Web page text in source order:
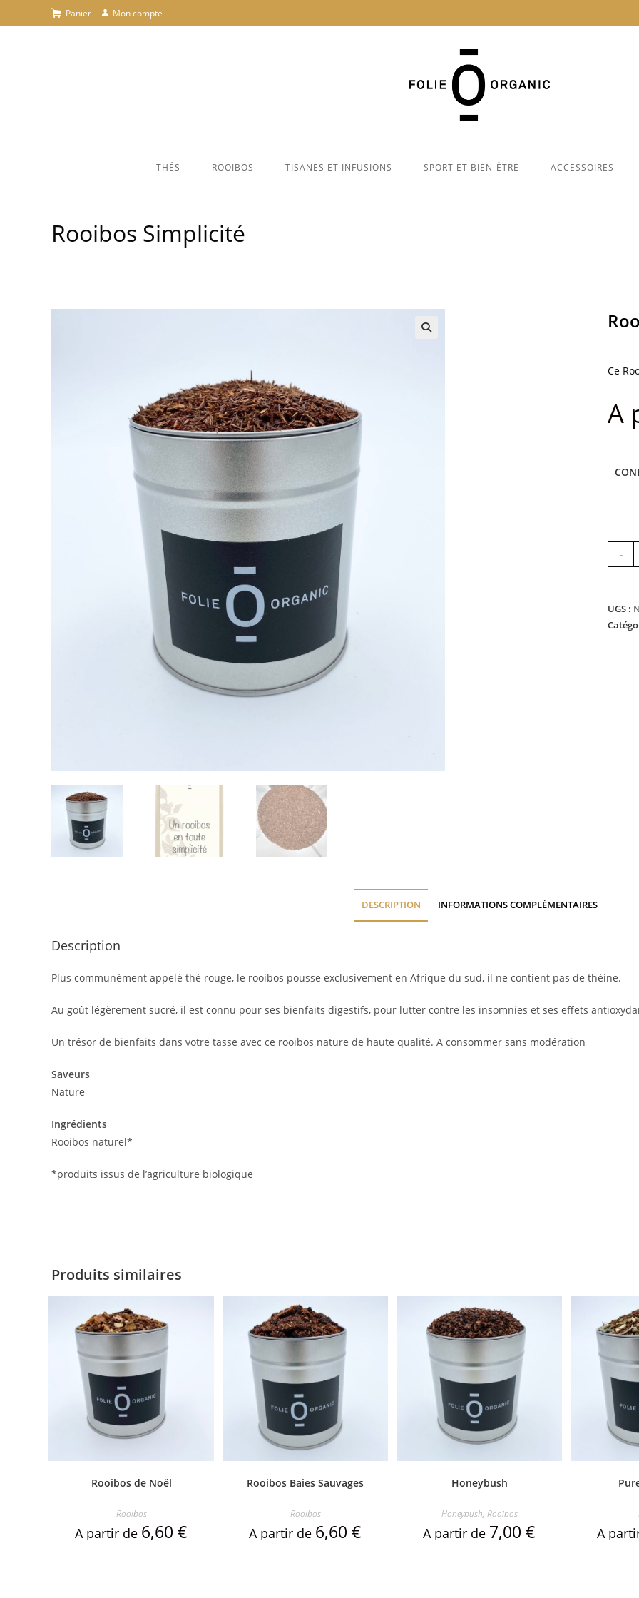
to
Panier Mon compte
THÉS ROOIBOS TISANES ET INFUSIONS SPORT ET BIEN-ÊTRE ACCESSOIRES
Rooibos Simplicité
Ce
A
de
-
UGS :
DESCRIPTION INFORMATIONS COMPLÉMENTAIRES
Description
Plus communément appelé thé rouge, le rooibos pousse exclusivement en Afrique du sud, il ne contient pas de théine.
Au goût légèrement sucré, il est connu pour ses bienfaits digestifs, pour lutter contre les insomnies et ses effets
Un trésor de bienfaits dans votre tasse avec ce rooibos nature de haute qualité. A consommer sans modération
Saveurs
Nature
Ingrédients
Rooibos naturel*
*produits issus de l’agriculture biologique
Produits similaires
Rooibos de Noël
Rooibos
A partir de 6,60 €
Rooibos Baies Sauvages
Rooibos
A partir de 6,60 €
Honeybush
Honeybush, Rooibos
A partir de 7,00 € A